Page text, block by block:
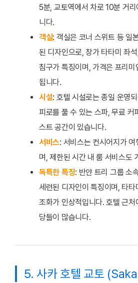
5분, 교토역에서 차로 10분 거
니다.
객실: 객실은 코너 스위트 등 일
된 디자인으로, 창가 타타미 좌
침구가 특징이며, 가격은 프리
됩니다.
시설: 호텔 시설로는 종일 운영
피로를 풀 수 있는 스파, 무료 커
스트 공간이 있습니다.
서비스: 서비스는 컨시어지가
며, 제한된 시간 내 룸 서비스도
독특한 특징: 반얀 트리 그룹 소
세련된 디자인이 특징이며, 타타
조화가 인상적입니다. 호텔 근
당들이 많습니다.
5. 사카 호텔 교토